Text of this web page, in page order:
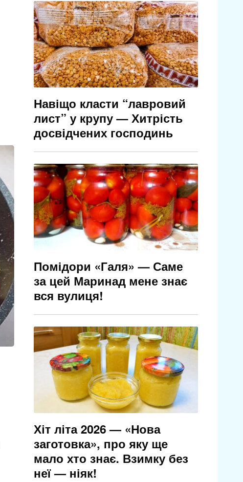
Навіщо класти “лавровий
лист” у крупу — Хитрість
досвідчених господинь
Помідори «Галя» — Саме
за цей Маринад мене знає
вся вулиця!
Хіт літа 2026 — «Нова
заготовка», про яку ще
мало хто знає. Взимку без
неї — ніяк!